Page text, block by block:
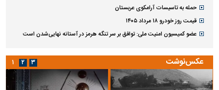
حمله به تاسیسات آرامکوی عربستان
قیمت روز خودرو ۱۸ مرداد ۱۴۰۵
عضو کمیسیون امنیت ملی: توافق بر سر تنگه هرمز در آستانه نهایی‌شدن است
عکس‌نوشت ۱ ۲ ۳